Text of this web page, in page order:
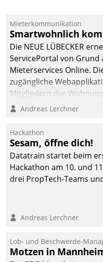
Datatrain ermöglicht
automatisiert ausgelöste,
zielgerichtete
Mieterbefragungen –
starke Grundlage für
intelligente,
Entscheidungen.
Mieterkommunikation
Smartwohnlich
Die NEUE LÜBECKER
ServicePortal von
Mieterservices Online.
zugängliche
Mitgliedern der
Kontaktaufnahme per
Andreas Lerchner
Hackathon
Sesam, öffne dich!
Datatrain startet beim
Hackathon am 10. und
drei PropTech-Teams
Andreas Lerchner
Lob- und Beschwerde-
Motzen in